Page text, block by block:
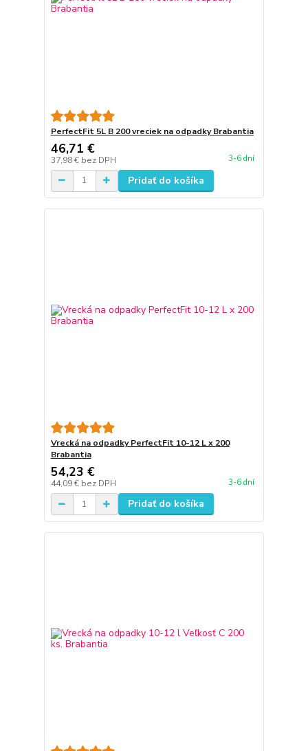
PerfectFit 5L B 200 vreciek na odpadky Brabantia
46,71 €
37,98 € bez DPH 3-6 dní
Pridať do košíka
Vrecká na odpadky PerfectFit 10-12 L x 200
Brabantia
54,23 €
44,09 € bez DPH 3-6 dní
Pridať do košíka